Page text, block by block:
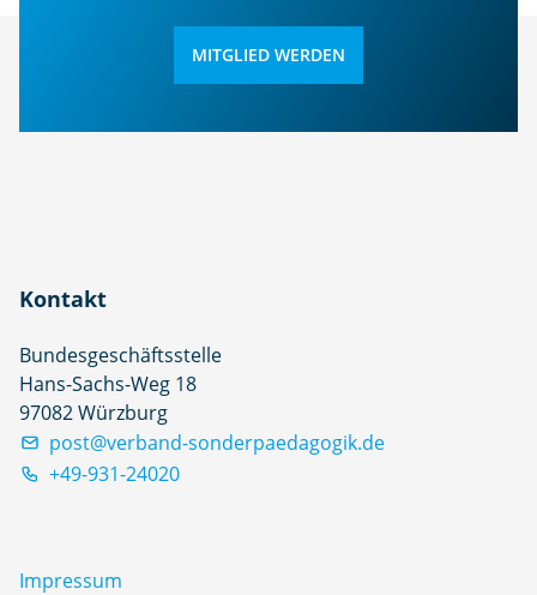
MITGLIED WERDEN
Kontakt
Bundesgeschäftsstelle
Hans-Sachs-Weg 18
97082 Würzburg
post@verband-sonderpaedagogik.de
+49-931-24020
Impressum